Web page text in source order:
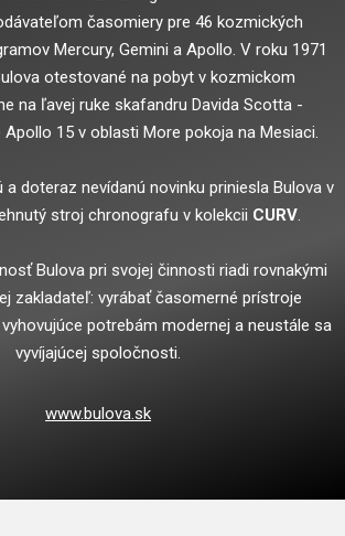
časomiery pre 46 kozmických
Mercury, Gemini a Apollo. V roku 1971
otestované na pobyt v kozmickom
na ľavej ruke skafandru Davida Scotta -
15 v oblasti More pokoja na Mesiaci.
a doteraz nevídanú novinku priniesla Bulova v
stroj chronografu v kolekcii CURV.
Bulova pri svojej činnosti riadi rovnakými
zakladateľ: vyrábať časomerné prístroje
potrebám modernej a neustále sa
vyvíjajúcej spoločnosti.
www.bulova.sk